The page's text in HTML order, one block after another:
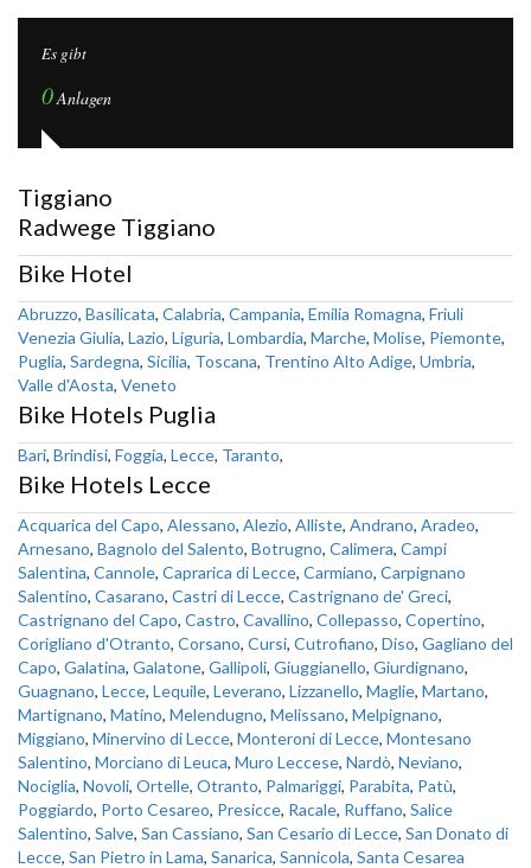
Es gibt
0Anlagen
Tiggiano
Radwege Tiggiano
Bike Hotel
Abruzzo, Basilicata, Calabria, Campania, Emilia Romagna, Friuli
Venezia Giulia, Lazio, Liguria, Lombardia, Marche, Molise, Piemonte,
Puglia, Sardegna, Sicilia, Toscana, Trentino Alto Adige, Umbria,
Valle d'Aosta, Veneto
Bike Hotels Puglia
Bari, Brindisi, Foggia, Lecce, Taranto,
Bike Hotels Lecce
Acquarica del Capo, Alessano, Alezio, Alliste, Andrano, Aradeo,
Arnesano, Bagnolo del Salento, Botrugno, Calimera, Campi
Salentina, Cannole, Caprarica di Lecce, Carmiano, Carpignano
Salentino, Casarano, Castri di Lecce, Castrignano de' Greci,
Castrignano del Capo, Castro, Cavallino, Collepasso, Copertino,
Corigliano d'Otranto, Corsano, Cursi, Cutrofiano, Diso, Gagliano del
Capo, Galatina, Galatone, Gallipoli, Giuggianello, Giurdignano,
Guagnano, Lecce, Lequile, Leverano, Lizzanello, Maglie, Martano,
Martignano, Matino, Melendugno, Melissano, Melpignano,
Miggiano, Minervino di Lecce, Monteroni di Lecce, Montesano
Salentino, Morciano di Leuca, Muro Leccese, Nardò, Neviano,
Nociglia, Novoli, Ortelle, Otranto, Palmariggi, Parabita, Patù,
Poggiardo, Porto Cesareo, Presicce, Racale, Ruffano, Salice
Salentino, Salve, San Cassiano, San Cesario di Lecce, San Donato di
Lecce, San Pietro in Lama, Sanarica, Sannicola, Santa Cesarea